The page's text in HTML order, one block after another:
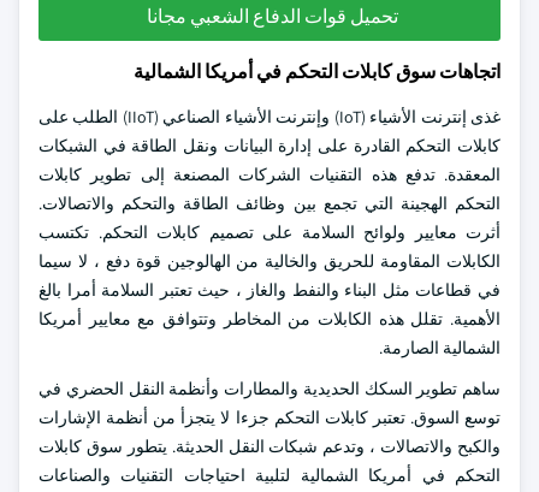
تحميل قوات الدفاع الشعبي مجانا
اتجاهات سوق كابلات التحكم في أمريكا الشمالية
غذى إنترنت الأشياء (IoT) وإنترنت الأشياء الصناعي (IIoT) الطلب على
كابلات التحكم القادرة على إدارة البيانات ونقل الطاقة في الشبكات
المعقدة. تدفع هذه التقنيات الشركات المصنعة إلى تطوير كابلات
التحكم الهجينة التي تجمع بين وظائف الطاقة والتحكم والاتصالات.
أثرت معايير ولوائح السلامة على تصميم كابلات التحكم. تكتسب
الكابلات المقاومة للحريق والخالية من الهالوجين قوة دفع ، لا سيما
في قطاعات مثل البناء والنفط والغاز ، حيث تعتبر السلامة أمرا بالغ
الأهمية. تقلل هذه الكابلات من المخاطر وتتوافق مع معايير أمريكا
الشمالية الصارمة.
ساهم تطوير السكك الحديدية والمطارات وأنظمة النقل الحضري في
توسع السوق. تعتبر كابلات التحكم جزءا لا يتجزأ من أنظمة الإشارات
والكبح والاتصالات ، وتدعم شبكات النقل الحديثة. يتطور سوق كابلات
التحكم في أمريكا الشمالية لتلبية احتياجات التقنيات والصناعات